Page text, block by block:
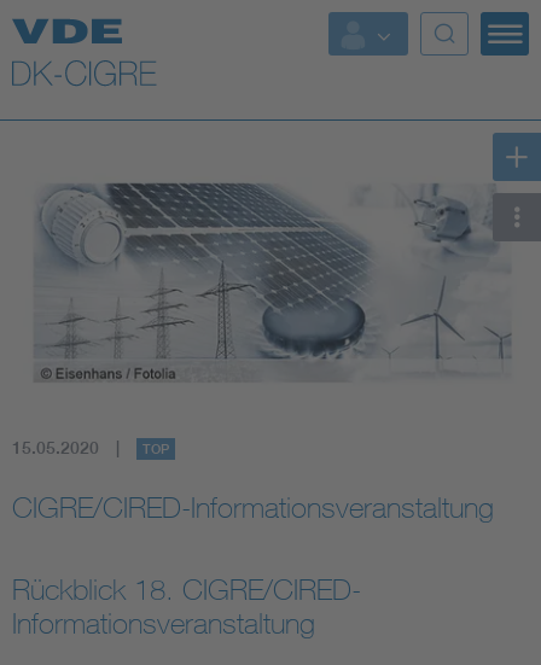
Top Themen
Fokusthemen
Energy
AI & Digital Trust
Health
Standards
Weitere Themen
15.05.2020 TOP
CIGRE/CIRED-Informationsveranstaltung
Rückblick 18. CIGRE/CIRED-
Informationsveranstaltung